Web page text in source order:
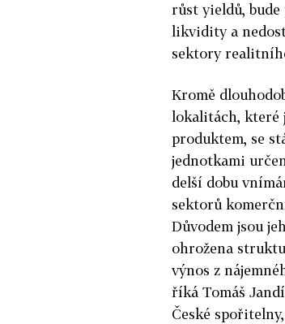
růst yieldů,
likvidity a
sektory
Kromě
lokalitách,
produktem, se
jednotkami
delší dobu
sektorů
Důvodem jsou
ohrožena
výnos z
říká Tomáš
České